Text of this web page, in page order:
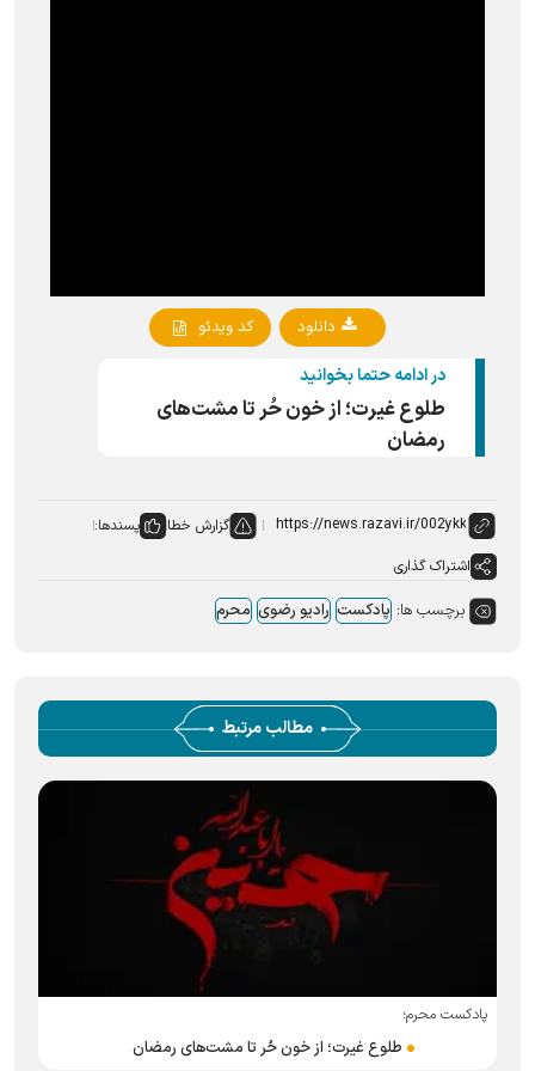
کد ویدئو دانلود
در ادامه حتما بخوانید
طلوع غیرت؛ از خون حُر تا مشت‌های
رمضان
گزارش خطا
پسندها:
اشتراک گذاری
برچسب ها: پادکست رادیو رضوی محرم
مطالب مرتبط
پادکست محرم؛
طلوع غیرت؛ از خون حُر تا مشت‌های رمضان